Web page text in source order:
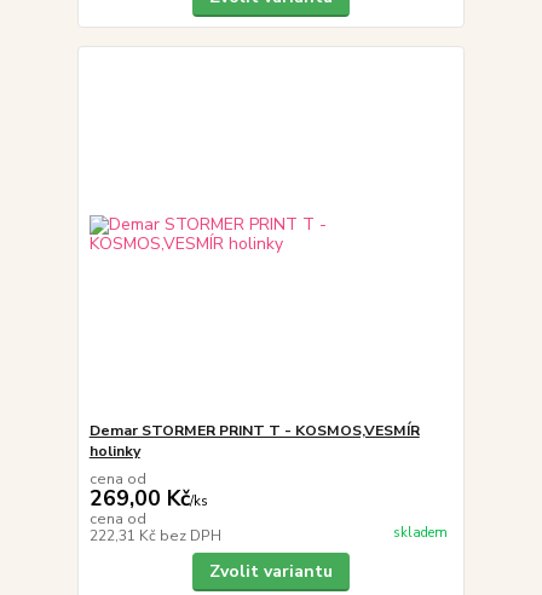
Demar STORMER PRINT T - KOSMOS,VESMÍR
holinky
cena od
269,00 Kč/ks
cena od
222,31 Kč bez DPH skladem
Zvolit variantu